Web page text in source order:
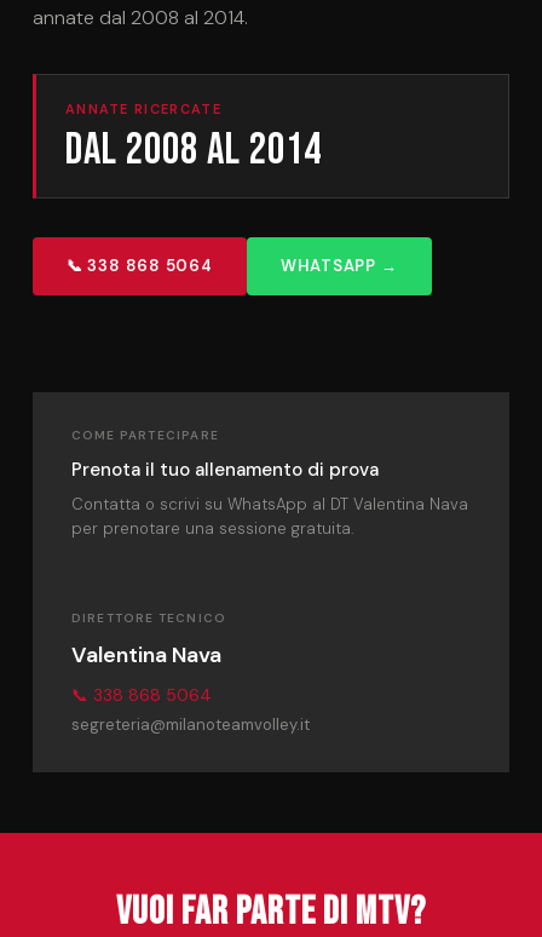
annate dal 2008 al 2014.
ANNATE RICERCATE
Dal 2008 al 2014
📞 338 868 5064 WHATSAPP →
COME PARTECIPARE
Prenota il tuo allenamento di prova
Contatta o scrivi su WhatsApp al DT Valentina Nava
per prenotare una sessione gratuita.
DIRETTORE TECNICO
Valentina Nava
📞 338 868 5064
segreteria@milanoteamvolley.it
Vuoi far parte di MTV?